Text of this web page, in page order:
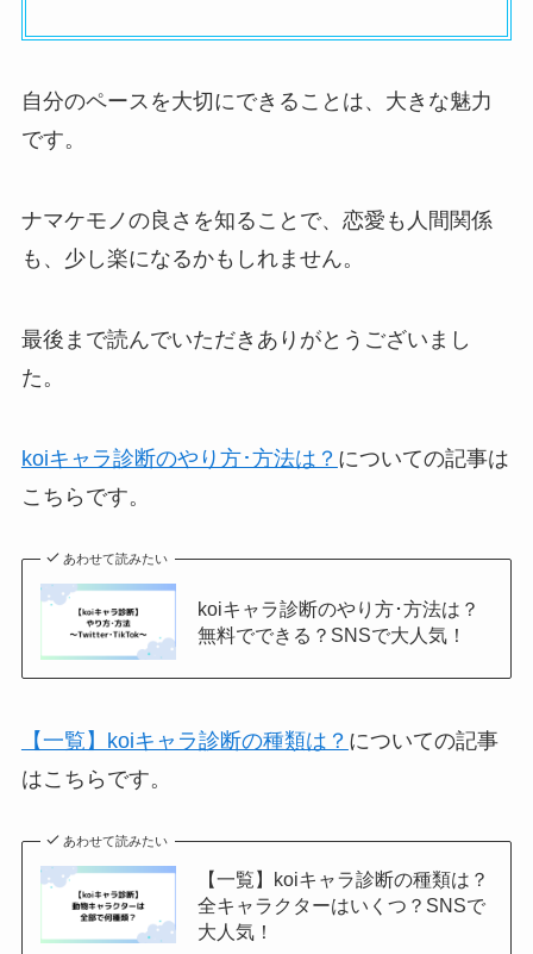
自分のペースを大切にできることは、大きな魅力
です。
ナマケモノの良さを知ることで、恋愛も人間関係
も、少し楽になるかもしれません。
最後まで読んでいただきありがとうございまし
た。
koiキャラ診断のやり方･方法は？ についての記事は
こちらです。
あわせて読みたい
koiキャラ診断のやり方･方法は？
無料でできる？SNSで大人気！
【一覧】koiキャラ診断の種類は？ についての記事
はこちらです。
あわせて読みたい
【一覧】koiキャラ診断の種類は？
全キャラクターはいくつ？SNSで
大人気！